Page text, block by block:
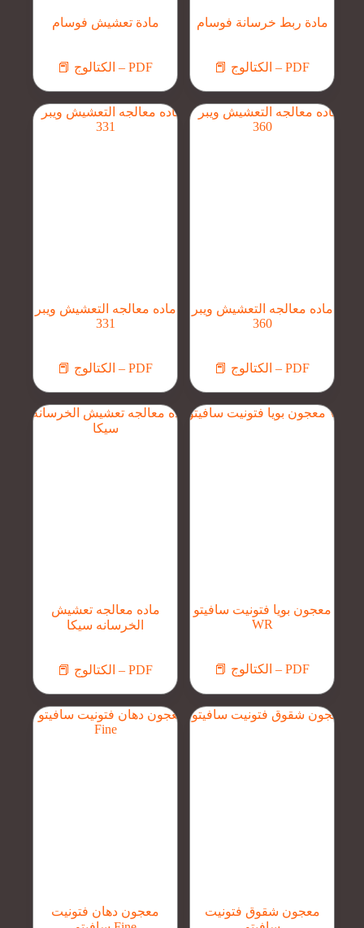
مادة تعشيش فوسام
📕 الكتالوج – PDF
مادة ربط خرسانة فوسام
📕 الكتالوج – PDF
ماده معالجه التعشيش ويبر
331
📕 الكتالوج – PDF
ماده معالجه التعشيش ويبر
360
📕 الكتالوج – PDF
ماده معالجه تعشيش
الخرسانه سيكا
📕 الكتالوج – PDF
معجون بويا فتونيت سافيتو
WR
📕 الكتالوج – PDF
معجون دهان فتونيت
معجون شقوق فتونيت